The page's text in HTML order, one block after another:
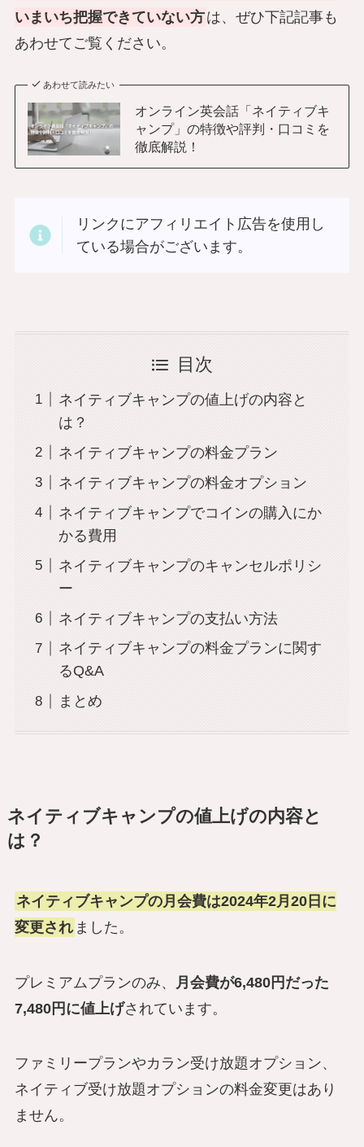
いまいち把握できていない方は、ぜひ下記記事も
あわせてご覧ください。
あわせて読みたい
オンライン英会話「ネイティブキ
ャンプ」の特徴や評判・口コミを
徹底解説！
リンクにアフィリエイト広告を使用し
ている場合がございます。
目次
ネイティブキャンプの値上げの内容と
は？
ネイティブキャンプの料金プラン
ネイティブキャンプの料金オプション
ネイティブキャンプでコインの購入にか
かる費用
ネイティブキャンプのキャンセルポリシ
ー
ネイティブキャンプの支払い方法
ネイティブキャンプの料金プランに関す
るQ&A
まとめ
ネイティブキャンプの値上げの内容と
は？
ネイティブキャンプの月会費は2024年2月20日に
変更され ました。
プレミアムプランのみ、
月会費が6,480円だった
7,480円に値上げされています。
ファミリープランやカラン受け放題オプション、
ネイティブ受け放題オプションの料金変更はあり
ません。